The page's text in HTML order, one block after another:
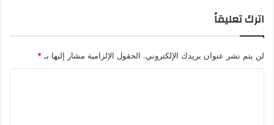
اترك تعليقاً
لن يتم نشر عنوان بريدك الإلكتروني. الحقول الإلزامية مشار إليها بـ *